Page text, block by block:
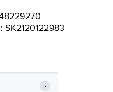
SK2120122983